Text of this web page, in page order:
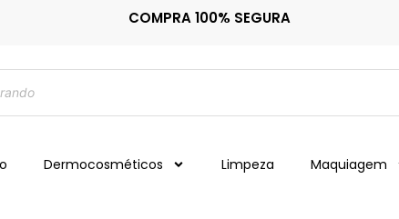
COMPRA 100% SEGURA
Dermocosméticos Limpeza Maquiagem